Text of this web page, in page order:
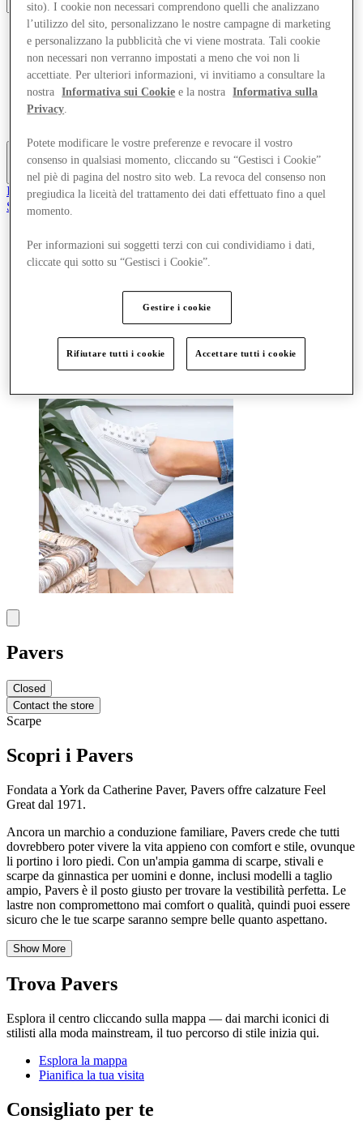
Offerte
Pianifica la tua visita
Cosa c'è in programma
Mangia e Bevi
Gift Card
More
Il Club
Salvata
it
Negozi
Offerte
Cosa c'è in programma
Servizi
Pavers
Closed
Contact the store
Scarpe
Scopri i Pavers
Fondata a York da Catherine Paver, Pavers offre calzature Feel
Great dal 1971.
Ancora un marchio a conduzione familiare, Pavers crede che tutti
dovrebbero poter vivere la vita appieno con comfort e stile, ovunque
li portino i loro piedi. Con un'ampia gamma di scarpe, stivali e
scarpe da ginnastica per uomini e donne, inclusi modelli a taglio
ampio, Pavers è il posto giusto per trovare la vestibilità perfetta. Le
lastre non compromettono mai comfort o qualità, quindi puoi essere
sicuro che le tue scarpe saranno sempre belle quanto aspettano.
Show More
Trova Pavers
Esplora il centro cliccando sulla mappa — dai marchi iconici di
stilisti alla moda mainstream, il tuo percorso di stile inizia qui.
Esplora la mappa
Pianifica la tua visita
Consigliato per te
sito). I cookie non necessari comprendono quelli che analizzano
l’utilizzo del sito, personalizzano le nostre campagne di marketing
e personalizzano la pubblicità che vi viene mostrata. Tali cookie
non necessari non verranno impostati a meno che voi non li
accettiate. Per ulteriori informazioni, vi invitiamo a consultare la
nostra
Informativa sui Cookie e la nostra
Informativa sulla
Privacy.
Potete modificare le vostre preferenze e revocare il vostro
consenso in qualsiasi momento, cliccando su “Gestisci i Cookie”
nel piè di pagina del nostro sito web. La revoca del consenso non
pregiudica la liceità del trattamento dei dati effettuato fino a quel
momento.
Per informazioni sui soggetti terzi con cui condividiamo i dati,
cliccate qui sotto su “Gestisci i Cookie”.
Gestire i cookie
Rifiutare tutti i cookie Accettare tutti i cookie